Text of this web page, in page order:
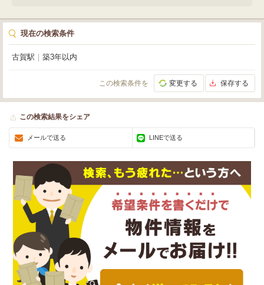
現在の検索条件
古賀駅 築3年以内
この検索条件を 変更する 保存する
この検索結果をシェア
メールで送る LINEで送る